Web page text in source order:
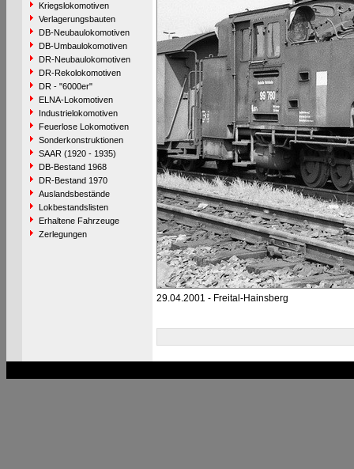
Kriegslokomotiven
Verlagerungsbauten
DB-Neubaulokomotiven
DB-Umbaulokomotiven
DR-Neubaulokomotiven
DR-Rekolokomotiven
DR - "6000er"
ELNA-Lokomotiven
Industrielokomotiven
Feuerlose Lokomotiven
Sonderkonstruktionen
SAAR (1920 - 1935)
DB-Bestand 1968
DR-Bestand 1970
Auslandsbestände
Lokbestandslisten
Erhaltene Fahrzeuge
Zerlegungen
29.04.2001 - Freital-Hainsberg